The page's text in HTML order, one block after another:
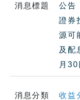
消息標題
公告
證券
源可
及配
月30
消息分類 收益